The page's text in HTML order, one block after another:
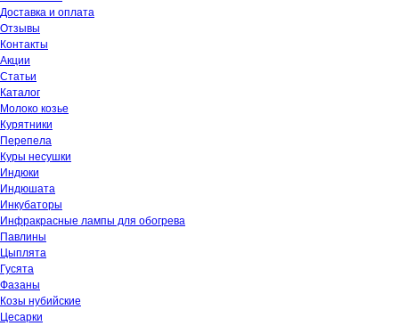
Доставка и оплата
Отзывы
Контакты
Акции
Статьи
Каталог
Молоко козье
Курятники
Перепела
Куры несушки
Индюки
Индюшата
Инкубаторы
Инфракрасные лампы для обогрева
Павлины
Цыплята
Гусята
Фазаны
Козы нубийские
Цесарки